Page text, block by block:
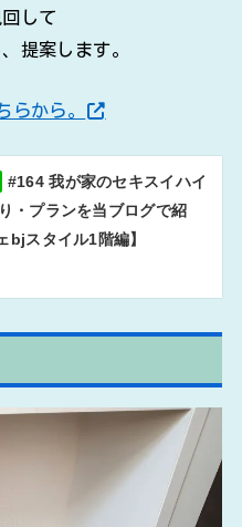
して
提案します。
から。
#164 我が家のセキスイハイ
・プランを当ブログで紹
bjスタイル1階編】